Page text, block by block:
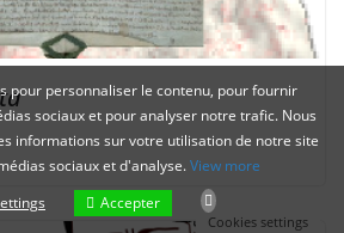
pour personnaliser le contenu, pour fournir
sociaux et pour analyser notre trafic. Nous
informations sur votre utilisation de notre site
sociaux et d'analyse.View more
Accepter
Cookies settings